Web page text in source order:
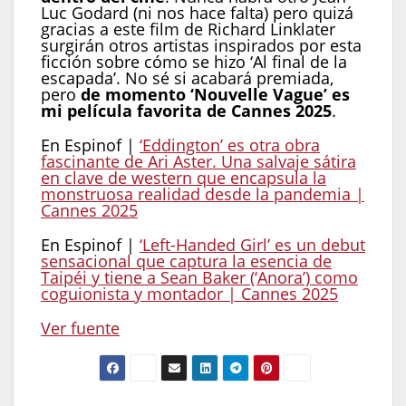
Luc Godard (ni nos hace falta) pero quizá
gracias a este film de Richard Linklater
surgirán otros artistas inspirados por esta
ficción sobre cómo se hizo ‘Al final de la
escapada’. No sé si acabará premiada,
perode momento ‘Nouvelle Vague’ es
mi película favorita de Cannes 2025.
En Espinof | ‘Eddington’ es otra obra
fascinante de Ari Aster. Una salvaje sátira
en clave de western que encapsula la
monstruosa realidad desde la pandemia |
Cannes 2025
En Espinof | ‘Left-Handed Girl’ es un debut
sensacional que captura la esencia de
Taipéi y tiene a Sean Baker (‘Anora’) como
coguionista y montador | Cannes 2025
Ver fuente